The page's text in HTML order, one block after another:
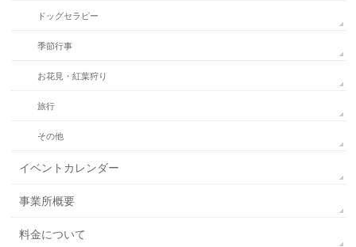
ドッグセラピー
季節行事
お花見・紅葉狩り
旅行
その他
イベントカレンダー
事業所概要
料金について